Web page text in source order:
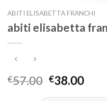
ABITI ELISABETTA FRANCHI
abiti elisabetta
€57.00 €38.00